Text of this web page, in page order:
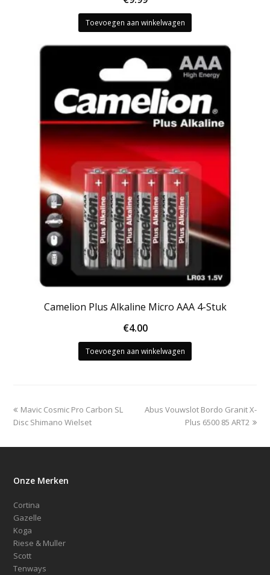
Toevoegen aan winkelwagen
Camelion Plus Alkaline Micro AAA 4-Stuk
€4.00
Toevoegen aan winkelwagen
previous
post:
Mavic Cosmic Pro Carbon SL
Disc Shimano Wielset
next
Abus Vouwslot Bordo Granit X-
Plus 6500 85 ART2
Onze Merken
Cortina
Gazelle
Koga
Riese & Muller
Scott
Tenways